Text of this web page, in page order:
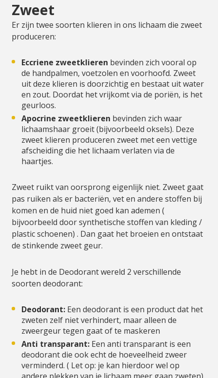
Zweet
Er zijn twee soorten klieren in ons lichaam die zweet
produceren:
Eccriene zweetklieren bevinden zich vooral op
de handpalmen, voetzolen en voorhoofd. Zweet
uit deze klieren is doorzichtig en bestaat uit water
en zout. Doordat het vrijkomt via de poriën, is het
geurloos.
Apocrine zweetklieren bevinden zich waar
lichaamshaar groeit (bijvoorbeeld oksels). Deze
zweet klieren produceren zweet met een vettige
afscheiding die het lichaam verlaten via de
haartjes.
Zweet ruikt van oorsprong eigenlijk niet. Zweet gaat
pas ruiken als er bacteriën, vet en andere stoffen bij
komen en de huid niet goed kan ademen (
bijvoorbeeld door synthetische stoffen van kleding /
plastic schoenen) . Dan gaat het broeien en ontstaat
de stinkende zweet geur.
Je hebt in de Deodorant wereld 2 verschillende
soorten deodorant:
Deodorant: Een deodorant is een product dat het
zweten zelf niet verhindert, maar alleen de
zweergeur tegen gaat of te maskeren
Anti transparant: Een anti transparant is een
deodorant die ook echt de hoeveelheid zweer
verminderd. ( Let op: je kan hierdoor wel op